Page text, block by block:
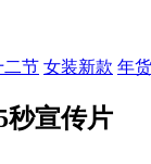
二节 女装新款 年
秒宣传片